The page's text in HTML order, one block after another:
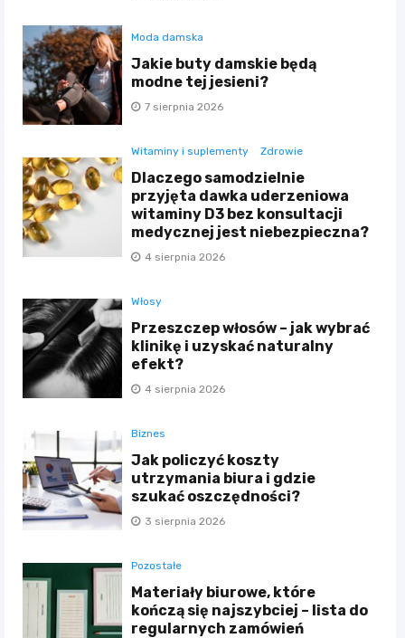
Moda damska
Jakie buty damskie będą
modne tej jesieni?
7 sierpnia 2026
Witaminy i suplementy Zdrowie
Dlaczego samodzielnie
przyjęta dawka uderzeniowa
witaminy D3 bez konsultacji
medycznej jest niebezpieczna?
4 sierpnia 2026
Włosy
Przeszczep włosów – jak wybrać
klinikę i uzyskać naturalny
efekt?
4 sierpnia 2026
Biznes
Jak policzyć koszty
utrzymania biura i gdzie
szukać oszczędności?
3 sierpnia 2026
Pozostałe
Materiały biurowe, które
kończą się najszybciej – lista do
regularnych zamówień